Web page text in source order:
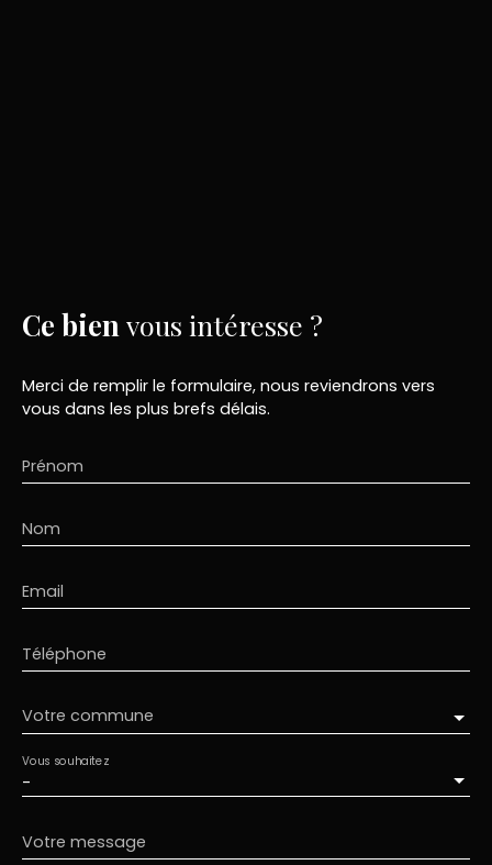
Ce bien vous intéresse ?
Merci de remplir le formulaire, nous reviendrons vers
vous dans les plus brefs délais.
Prénom
Nom
Email
Téléphone
Votre commune
-
Vous souhaitez
Votre message